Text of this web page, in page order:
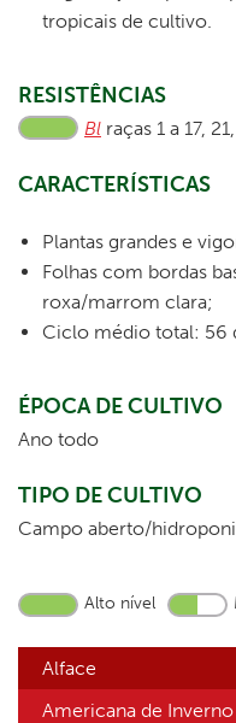
tropicais de cultivo.
RESISTÊNCIAS
Bl raças 1 a 17,
CARACTERÍSTICAS
Plantas grandes e
Folhas com bordas
roxa/marrom clara;
Ciclo médio total: 56
ÉPOCA DE CULTIVO
Ano todo
TIPO DE CULTIVO
Campo aberto/
Alto nível
Alface
Americana de Inverno